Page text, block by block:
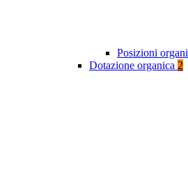
Posizioni
Dotazione organica 2